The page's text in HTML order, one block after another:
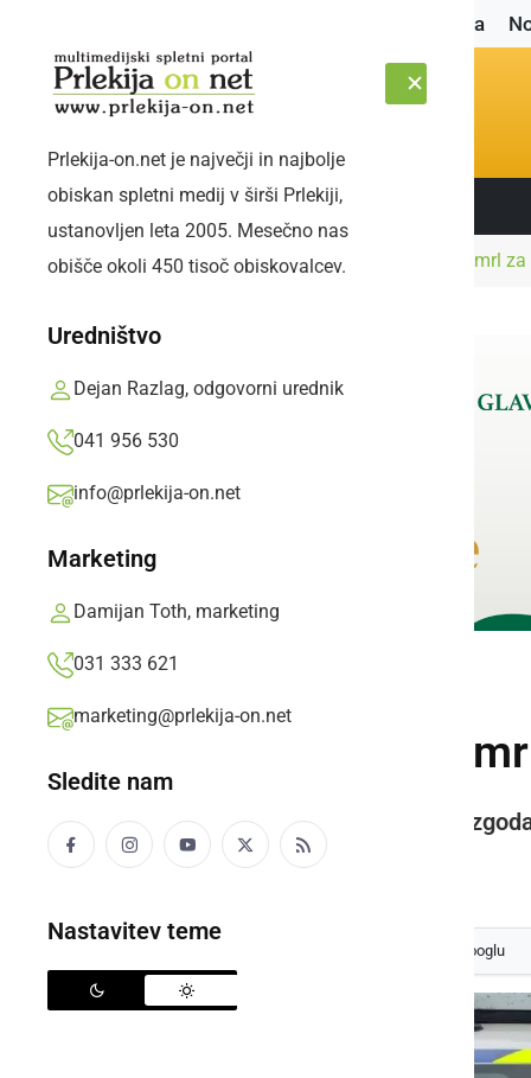
Naslovnica
ČETRTEK, 6. AVGUST 2026 Sledite nam:
Prlekija-on.net je največji in najbolje
obiskan spletni medij v širši Prlekiji,
ustanovljen leta 2005. Mesečno nas
obišče okoli 450 tisoč obiskovalcev.
Uredništvo
Dejan Razlag, odgovorni urednik
041 956 530
info@prlekija-on.net
Marketing
Damijan Toth, marketing
031 333 621
marketing@prlekija-on.net
Sledite nam
Nastavitev teme
Naslovnica Črna kronika24-letni voznik umrl
24-letni voznik
Nesreča se je zgodila v nedeljo
Prlekija-on.net,četrtek, 11. junij 2026 ob 22:05
kot svoj prednostni vir na Googlu